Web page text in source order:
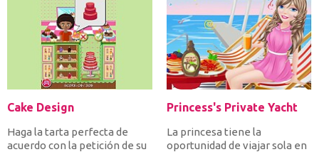
Cake Design
Haga la tarta perfecta de
acuerdo con la petición de su
Princess's Private Yacht
La princesa tiene la
oportunidad de viajar sola en